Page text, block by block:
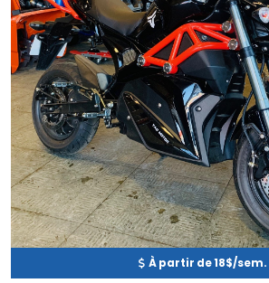
À partir de 18$/sem.